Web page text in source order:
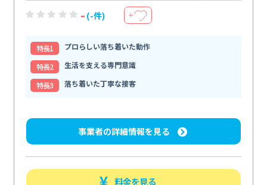
- (-件) ＋
特⻑1
プロらしい落ち着いた動作
特⻑2
生活を支える専門意識
特⻑3
落ち着いた丁寧な接客
事業者の詳細情報を見る
料金を見る